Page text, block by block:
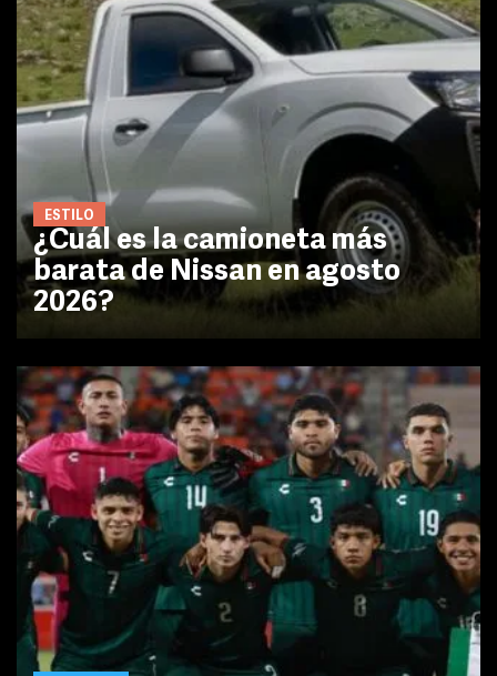
ESTILO
¿Cuál es la camioneta más
barata de Nissan en agosto
2026?